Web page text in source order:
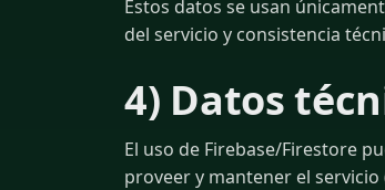
Estos datos se usan
del servicio y consistencia
4) Datos
El uso de Firebase/Firestore
proveer y mantener el